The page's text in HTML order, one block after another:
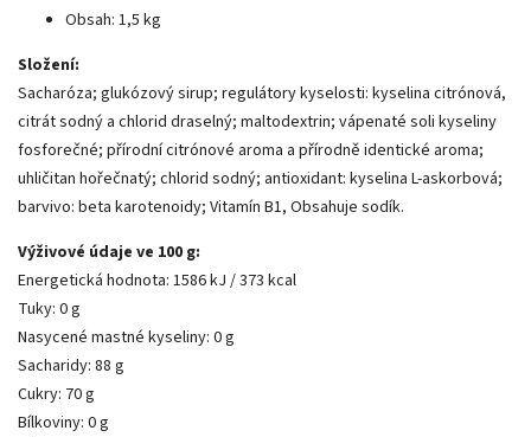
Obsah: 1,5 kg
Složení:
Sacharóza; glukózový sirup; regulátory kyselosti: kyselina citrónová,
citrát sodný a chlorid draselný; maltodextrin; vápenaté soli kyseliny
fosforečné; přírodní citrónové aroma a přírodně identické aroma;
uhličitan hořečnatý; chlorid sodný; antioxidant: kyselina L-askorbová;
barvivo: beta karotenoidy; Vitamín B1, Obsahuje sodík.
Výživové údaje ve 100 g:
Energetická hodnota: 1586 kJ / 373 kcal
Tuky: 0 g
Nasycené mastné kyseliny: 0 g
Sacharidy: 88 g
Cukry: 70 g
Bílkoviny: 0 g